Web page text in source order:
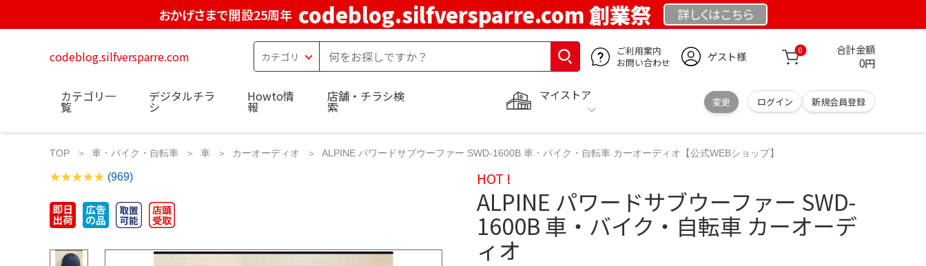
おかげさまで開設25周年 codeblog.silfversparre.com 創業祭 詳しくはこちら
codeblog.silfversparre.com
ご利用案内
お問い合わせ
ゲスト様 0 合計金額
0円
マイストア
変更 ログイン 新規会員登録
カテゴリ一
覧
デジタルチラ
シ
Howto情
報
店舗・チラシ検
索
TOP 車・バイク・自転車 車 カーオーディオ ALPINE パワードサブウーファー SWD-1600B 車・バイク・自転車 カーオーディオ【公式WEBショップ】
(969) HOT !
ALPINE パワードサブウーファー SWD-
1600B 車・バイク・自転車 カーオーデ
ィオ